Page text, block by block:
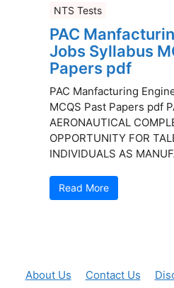
NTS Tests
PAC
Jobs Syllabus
Papers pdf
PAC Manfacturing
MCQS Past Papers pdf
AERONAUTICAL
OPPORTUNITY FOR
INDIVIDUALS AS
Read More
About Us Contact Us